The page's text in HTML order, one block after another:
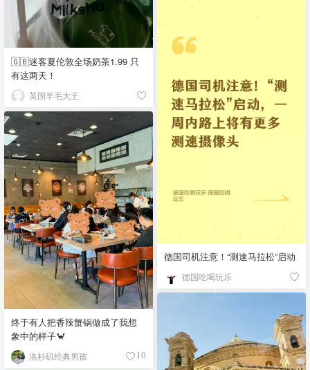
🇬🇧迷客夏伦敦全场奶茶1.99 只
有这两天！
英国羊毛大王
德国司机注意！“测速马拉松”启动
德国吃喝玩乐
终于有人把香辣蟹锅做成了我想
象中的样子🦀
洛杉矶经典男孩 10